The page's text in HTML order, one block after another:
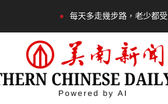
每天多走幾步路，老少都受益 • 德州